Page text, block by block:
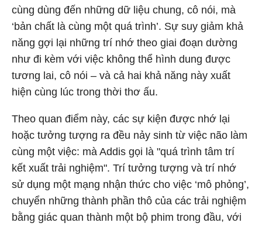
cùng dùng đến những dữ liệu chung, cô nói, mà
‘bản chất là cùng một quá trình’. Sự suy giảm khả
năng gợi lại những trí nhớ theo giai đoạn dường
như đi kèm với việc không thể hình dung được
tương lai, cô nói – và cả hai khả năng này xuất
hiện cùng lúc trong thời thơ ấu.
Theo quan điểm này, các sự kiện được nhớ lại
hoặc tưởng tượng ra đều nảy sinh từ việc não làm
cùng một việc: mà Addis gọi là "quá trình tâm trí
kết xuất trải nghiệm". Trí tưởng tượng và trí nhớ
sử dụng một mạng nhận thức cho việc ‘mô phỏng’,
chuyển những thành phần thô của các trải nghiệm
bằng giác quan thành một bộ phim trong đầu, với